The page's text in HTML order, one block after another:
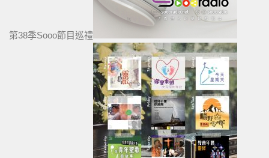
第38季Sooo節目巡禮